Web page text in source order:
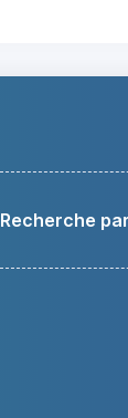
Recherche